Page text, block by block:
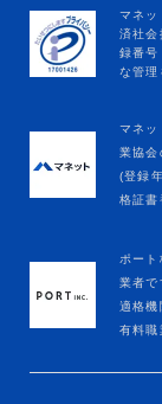
マネッ
業協会
(登録
格証
ポー
業者で
適格機
有料